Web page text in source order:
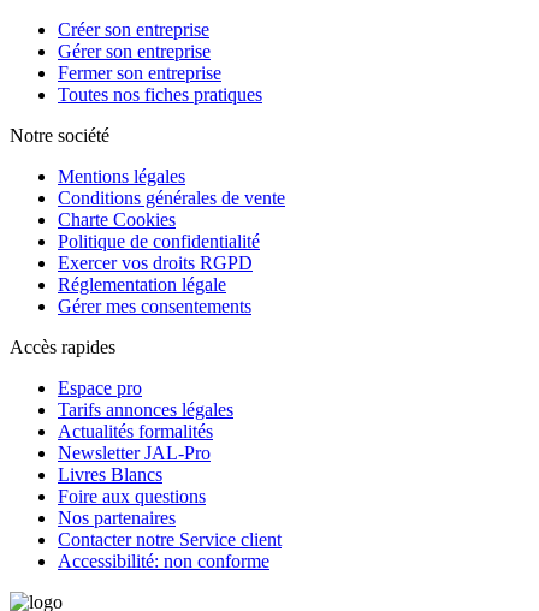
Créer son entreprise
Gérer son entreprise
Fermer son entreprise
Toutes nos fiches pratiques
Notre société
Mentions légales
Conditions générales de vente
Charte Cookies
Politique de confidentialité
Exercer vos droits RGPD
Réglementation légale
Gérer mes consentements
Accès rapides
Espace pro
Tarifs annonces légales
Actualités formalités
Newsletter JAL-Pro
Livres Blancs
Foire aux questions
Nos partenaires
Contacter notre Service client
Accessibilité: non conforme